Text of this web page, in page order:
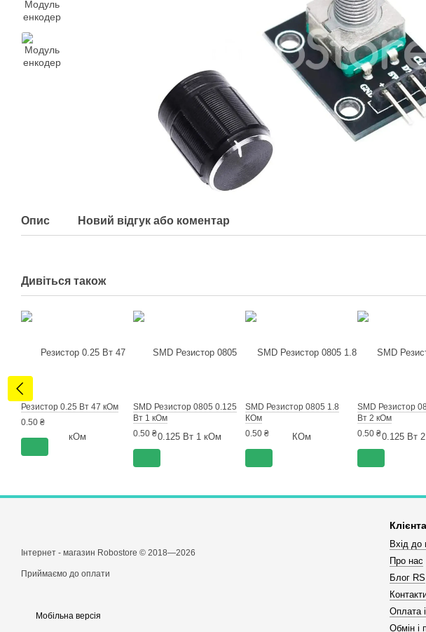
Опис Новий відгук або коментар
Дивіться також
Резистор 0.25 Вт 47 кОм
0.50 ₴
SMD Резистор 0805 0.125
Вт 1 кОм
0.50 ₴
SMD Резистор 0805 1.8
КОм
0.50 ₴
SMD Резистор
Вт 2 кОм
0.50 ₴
Інтернет - магазин Robostore © 2018—2026
Приймаємо до оплати
Мобільна версія
Вхід до
Про нас
Блог RS
Оплата
Обмін і